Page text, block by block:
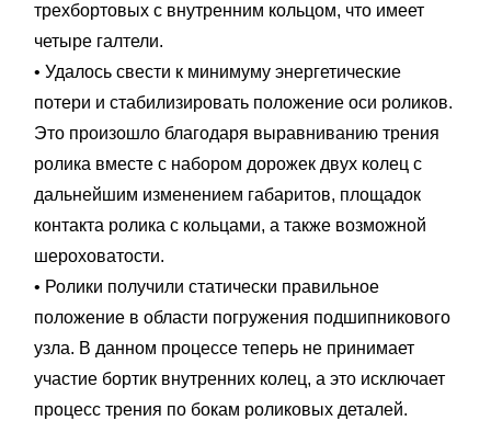
трехбортовых с внутренним кольцом, что имеет
четыре галтели.
• Удалось свести к минимуму энергетические
потери и стабилизировать положение оси роликов.
Это произошло благодаря выравниванию трения
ролика вместе с набором дорожек двух колец с
дальнейшим изменением габаритов, площадок
контакта ролика с кольцами, а также возможной
шероховатости.
• Ролики получили статически правильное
положение в области погружения подшипникового
узла. В данном процессе теперь не принимает
участие бортик внутренних колец, а это исключает
процесс трения по бокам роликовых деталей.